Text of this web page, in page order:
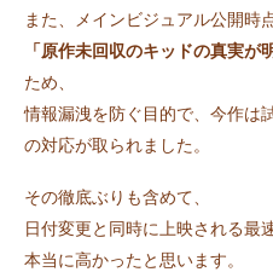
また、メインビジュアル公開時
「原作未回収のキッドの真実が
ため、
情報漏洩を防ぐ目的で、今作は
の対応が取られました。
その徹底ぶりも含めて、
日付変更と同時に上映される最
本当に高かったと思います。